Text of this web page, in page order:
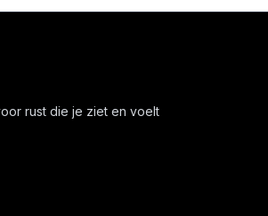
rust die je ziet en voelt